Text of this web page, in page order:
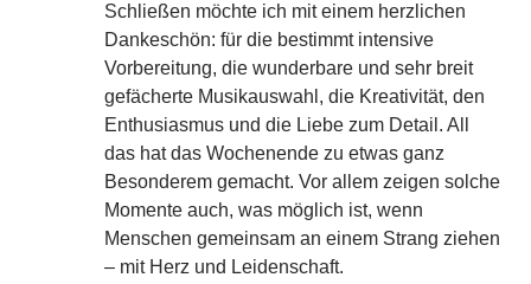
Schließen möchte ich mit einem herzlichen
Dankeschön: für die bestimmt intensive
Vorbereitung, die wunderbare und sehr breit
gefächerte Musikauswahl, die Kreativität, den
Enthusiasmus und die Liebe zum Detail. All
das hat das Wochenende zu etwas ganz
Besonderem gemacht. Vor allem zeigen solche
Momente auch, was möglich ist, wenn
Menschen gemeinsam an einem Strang ziehen
– mit Herz und Leidenschaft.